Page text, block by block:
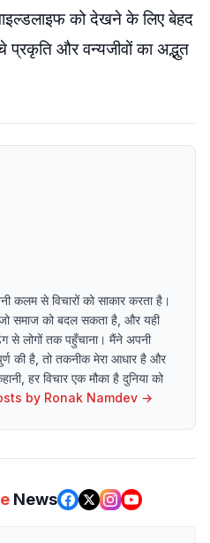
को देखने के लिए बेहद
और वन्यजीवों का अद्भुत
कलम से विचारों को साकार करता है।
समाज को बदल सकता है, और यही
से लोगों तक पहुँचाना। मैंने अपनी
की है, तो तकनीक मेरा आधार है और
हर विचार एक मौका है दुनिया को
by Ronak Namdev →
e News